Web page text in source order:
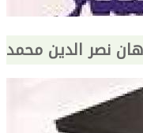
نصر الدين محمد